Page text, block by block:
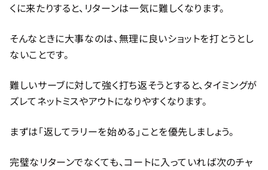
くに来たりすると、リターンは一気に難しくなります。
そんなときに大事なのは、無理に良いショットを打とうとし
ないことです。
難しいサーブに対して強く打ち返そうとすると、タイミングが
ズレてネットミスやアウトになりやすくなります。
まずは「返してラリーを始める」ことを優先しましょう。
完璧なリターンでなくても、コートに入っていれば次のチャ